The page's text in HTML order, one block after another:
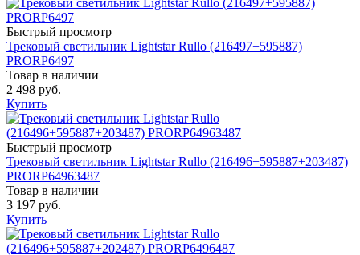
Быстрый просмотр
Трековый светильник Lightstar Rullo (216497+595887)
PRORP6497
Товар в наличии
2 498 руб.
Купить
Быстрый просмотр
Трековый светильник Lightstar Rullo (216496+595887+203487)
PRORP64963487
Товар в наличии
3 197 руб.
Купить